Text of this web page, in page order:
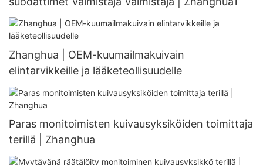
Zhanghua | OEM-kuumailmakuivain
elintarvikkeille ja lääketeollisuudelle
Paras monitoimisten kuivausyksiköiden toimittaja
terillä | Zhanghua